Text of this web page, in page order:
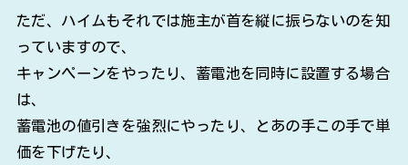
ただ、ハイムもそれでは施主が首を縦に振らないのを知
っていますので、
キャンペーンをやったり、蓄電池を同時に設置する場合
は、
蓄電池の値引きを強烈にやったり、とあの手この手で単
価を下げたり、